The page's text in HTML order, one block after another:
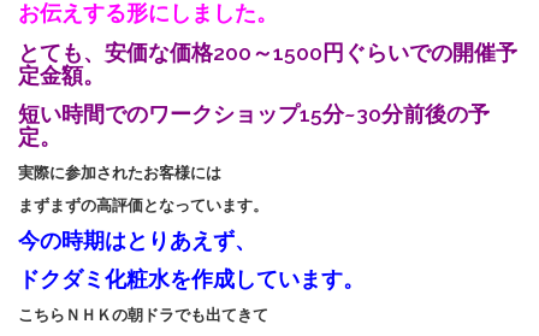
お伝えする形にしました。
とても、安価な価格200～1500円ぐらいでの開催予
定金額。
短い時間でのワークショップ15分~30分前後の予
定。
実際に参加されたお客様には
まずまずの高評価となっています。
今の時期はとりあえず、
ドクダミ化粧水を作成しています。
こちらＮＨＫの朝ドラでも出てきて